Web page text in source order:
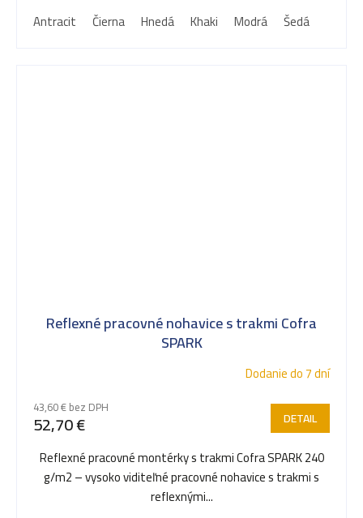
Antracit
Čierna Hnedá Khaki Modrá Šedá
Reflexné pracovné nohavice s trakmi Cofra
SPARK
Dodanie do 7 dní
43,60 € bez DPH
52,70 € DETAIL
Reflexné pracovné montérky s trakmi Cofra SPARK 240
g/m2 – vysoko viditeľné pracovné nohavice s trakmi s
reflexnými...